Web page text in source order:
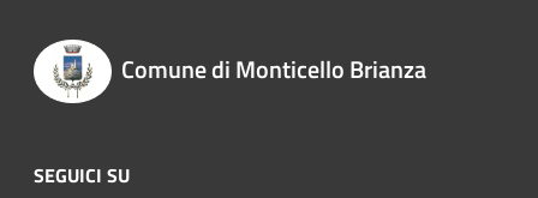
Comune di Monticello Brianza
SEGUICI SU